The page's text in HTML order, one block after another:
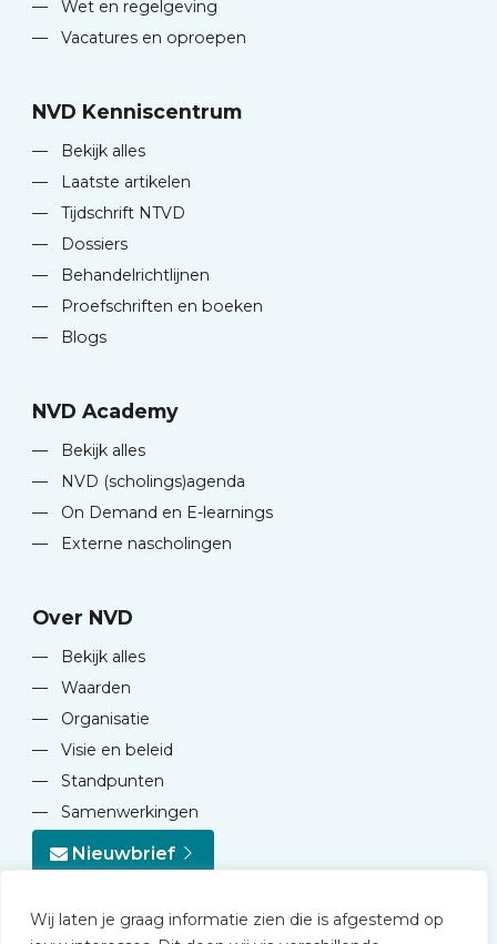
Wij laten je graag informatie zien die is afgestemd op
—
Wet en regelgeving
—
Vacatures en oproepen
NVD Kenniscentrum
—
Bekijk alles
—
Laatste artikelen
—
Tijdschrift NTVD
—
Dossiers
—
Behandelrichtlijnen
—
Proefschriften en boeken
—
Blogs
NVD Academy
—
Bekijk alles
—
NVD (scholings)agenda
—
On Demand en E-learnings
—
Externe nascholingen
Over NVD
—
Bekijk alles
—
Waarden
—
Organisatie
—
Visie en beleid
—
Standpunten
—
Samenwerkingen
Nieuwbrief